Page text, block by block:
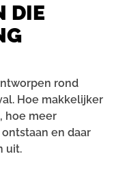
DIE
rond
Hoe makkelijker
hoe meer
en daar
uit.